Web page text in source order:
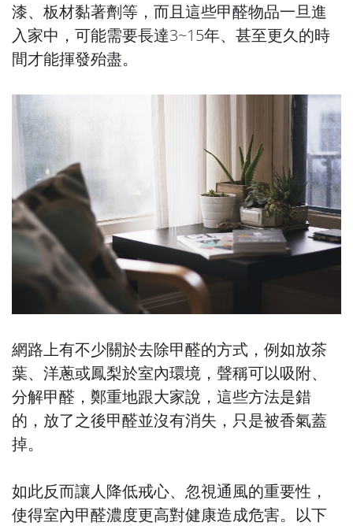
漆、板材黏著劑等，而且這些甲醛物品一旦進
入家中，可能需要長達3~15年、甚至更久的時
間才能揮發殆盡。
網路上有不少關於去除甲醛的方式，例如放茶
葉、洋蔥或鳳梨於室內環境，聲稱可以吸附、
分解甲醛，鄭重地跟大家說，這些方法是錯
的，放了之後甲醛並沒有消失，只是被香氣蓋
掉。
如此反而讓人降低戒心、忽視通風的重要性，
使得室內甲醛濃度更高對健康造成危害。以下